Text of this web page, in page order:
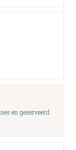
en geserveerd